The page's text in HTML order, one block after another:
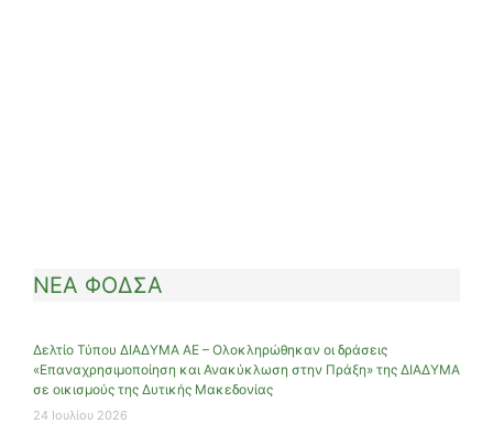
ΝΕΑ ΦΟΔΣΑ
Δελτίο Τύπου ΔΙΑΔΥΜΑ ΑΕ – Ολοκληρώθηκαν οι δράσεις
«Επαναχρησιμοποίηση και Ανακύκλωση στην Πράξη» της ΔΙΑΔΥΜΑ
σε οικισμούς της Δυτικής Μακεδονίας
24 Ιουλίου 2026